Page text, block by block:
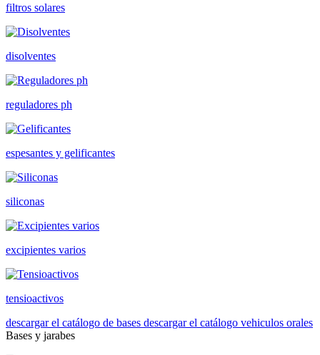
filtros solares
disolventes
reguladores ph
espesantes y gelificantes
siliconas
excipientes varios
tensioactivos
descargar el catálogo de bases descargar el catálogo vehiculos orales
Bases y jarabes